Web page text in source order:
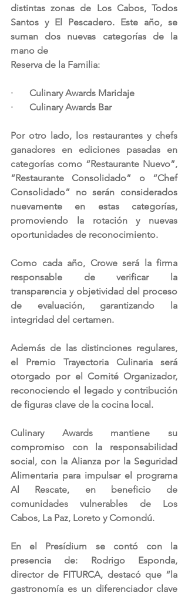
distintas zonas de Los Cabos, Todos
Santos y El Pescadero. Este año, se
suman dos nuevas categorías de la
mano de
Reserva de la Familia:
·       Culinary Awards Maridaje
·       Culinary Awards Bar
Por otro lado, los restaurantes y chefs
ganadores en ediciones pasadas en
categorías como “Restaurante Nuevo”,
“Restaurante Consolidado” o “Chef
Consolidado” no serán considerados
nuevamente en estas categorías,
promoviendo la rotación y nuevas
oportunidades de reconocimiento.
Como cada año, Crowe será la firma
responsable de verificar la
transparencia y objetividad del proceso
de evaluación, garantizando la
integridad del certamen.
Además de las distinciones regulares,
el Premio Trayectoria Culinaria será
otorgado por el Comité Organizador,
reconociendo el legado y contribución
de figuras clave de la cocina local.
Culinary Awards mantiene su
compromiso con la responsabilidad
social, con la Alianza por la Seguridad
Alimentaria para impulsar el programa
Al Rescate, en beneficio de
comunidades vulnerables de Los
Cabos, La Paz, Loreto y Comondú.
En el Presídium se contó con la
presencia de: Rodrigo Esponda,
director de FITURCA, destacó que “la
gastronomía es un diferenciador clave